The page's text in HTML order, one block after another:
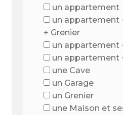
un appartement
un appartement
+ Grenier
un appartement
un appartement
une Cave
un Garage
un Grenier
une Maison et